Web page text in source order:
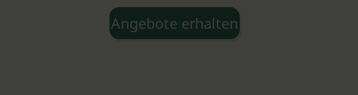
Angebote erhalten